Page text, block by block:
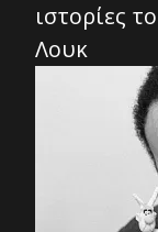
ιστορίες
Λουκ